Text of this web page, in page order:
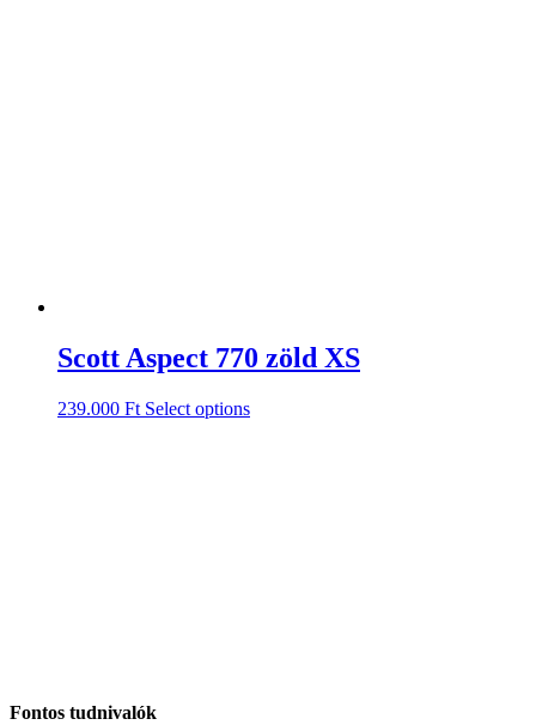
Scott Aspect 770 zöld XS
239.000 Ft Select options
Fontos tudnivalók